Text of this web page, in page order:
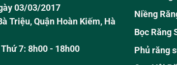
03/03/2017
Triệu, Quận Hoàn Kiếm, Hà
7: 8h00 - 18h00
Niềng
Bọc Răng
Phủ răng